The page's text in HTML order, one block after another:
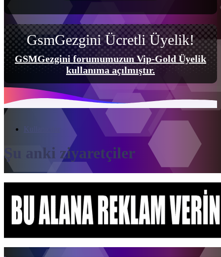
GsmGezgini Ücretli Üyelik!
GSMGezgini forumumuzun Vip-Gold Üyelik
kullanıma açılmıştır.
Kullanıcılar
Şu anki ziyaretçiler